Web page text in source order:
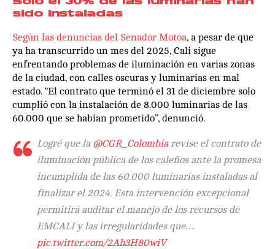
sido instaladas
Según las denuncias del Senador Motoa, a pesar de que
ya ha transcurrido un mes del 2025, Cali sigue
enfrentando problemas de iluminación en varias zonas
de la ciudad, con calles oscuras y luminarias en mal
estado. “El contrato que terminó el 31 de diciembre solo
cumplió con la instalación de 8.000 luminarias de las
60.000 que se habían prometido”, denunció.
Logré que la @CGR_Colombiarevise el contrato de
iluminación pública de los caleños ante la promesa
incumplida de las 60.000 luminarias instaladas al
finalizar el 2024. Esta intervención excepcional
permitirá auditar el manejo de los recursos de
EMCALI y las irregularidades que…
pic.twitter.com/2Ah3H80wiV